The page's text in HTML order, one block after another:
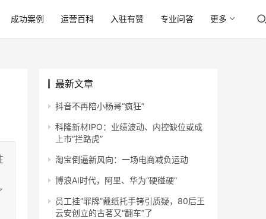
成功案例 运营百科 入驻有赞 专业问答 更多
最新文章
抖音不再陪小杨哥“疯狂”
科隆新材IPO：业绩波动、内控缺位或成
上市“拦路虎”
淘宝倒逼新风向：一场电商减负运动
博浪AI时代，阿里、华为“硬碰硬”
员工挂“罪牌”戴纸托手铐引质疑，80后王
云安创立的古茗又“翻车”了